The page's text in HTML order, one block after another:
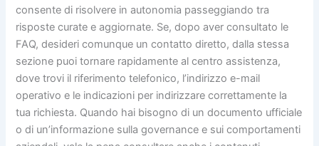
consente di risolvere in autonomia passeggiando tra
risposte curate e aggiornate. Se, dopo aver consultato le
FAQ, desideri comunque un contatto diretto, dalla stessa
sezione puoi tornare rapidamente al centro assistenza,
dove trovi il riferimento telefonico, l’indirizzo e-mail
operativo e le indicazioni per indirizzare correttamente la
tua richiesta. Quando hai bisogno di un documento ufficiale
o di un’informazione sulla governance e sui comportamenti